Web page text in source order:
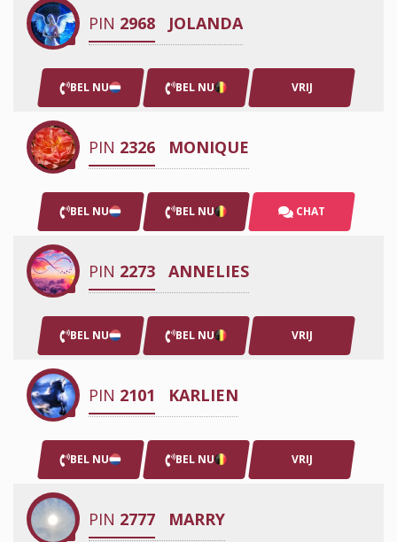
PIN 2968 JOLANDA
BEL NU BEL NU VRIJ
PIN 2326 MONIQUE
BEL NU BEL NU CHAT
PIN 2273 ANNELIES
BEL NU BEL NU VRIJ
PIN 2101 KARLIEN
BEL NU BEL NU VRIJ
PIN 2777 MARRY